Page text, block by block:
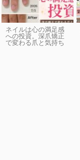
ネイルは心の満足感
への投資。深爪矯正
で変わる爪と気持ち